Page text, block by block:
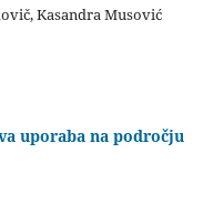
Kasandra Musović
uporaba na področju